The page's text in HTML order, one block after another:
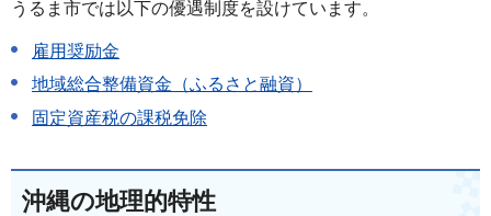
うるま市では以下の優遇制度を設けています。
雇用奨励金
地域総合整備資金（ふるさと融資）
固定資産税の課税免除
沖縄の地理的特性